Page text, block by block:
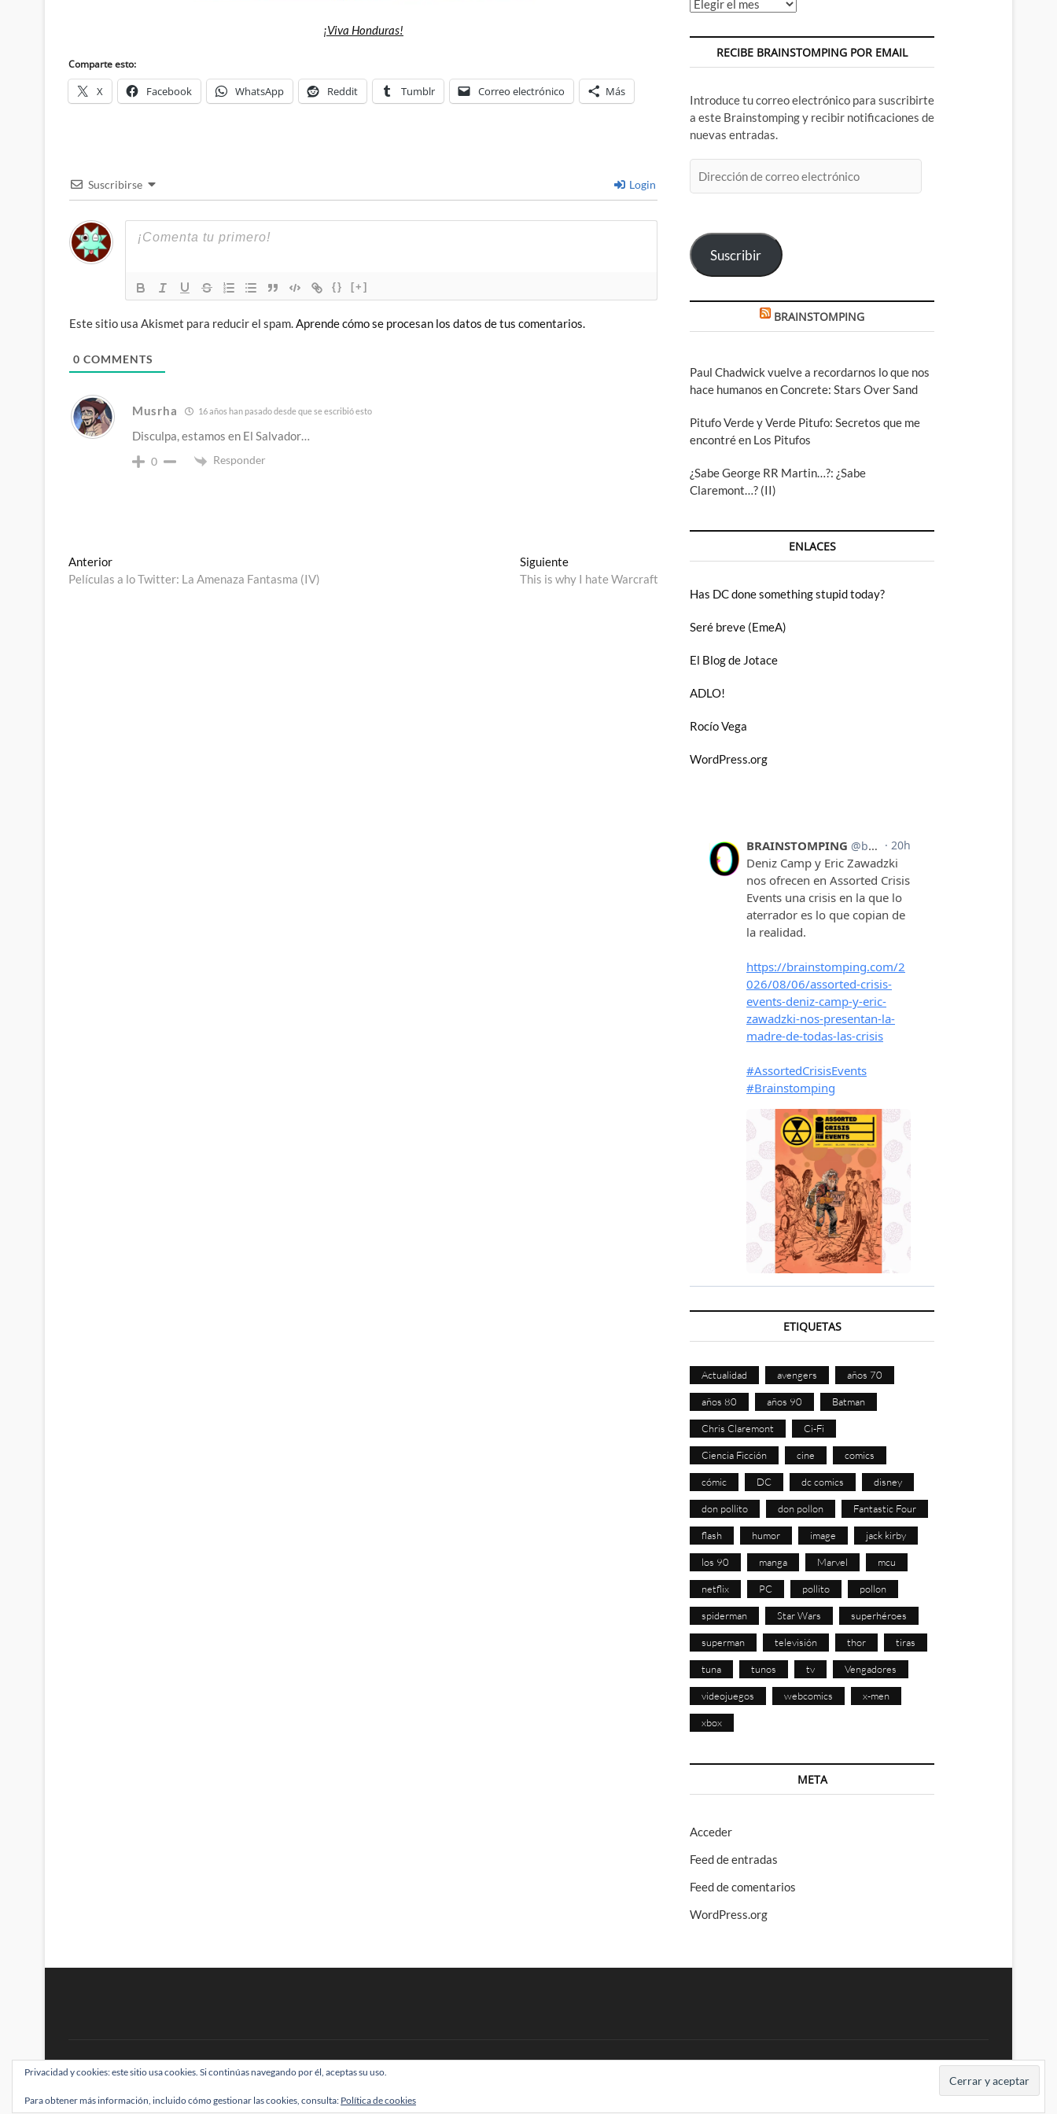
¡Viva Honduras!
Comparte esto:
X Facebook WhatsApp Reddit Tumblr Correo electrónico Más
Suscribirse Login
{} [+]
Este sitio usa Akismet para reducir el spam.Aprende cómo se procesan los datos de tus comentarios.
0 COMMENTS
Musrha 16 años han pasado desde que se escribió esto
Disculpa, estamos en El Salvador…
0 Responder
Navegación
de
AnteriorEntrada
anterior:
Películas a lo Twitter: La Amenaza Fantasma (IV)
SiguienteEntrada
siguiente:
This is why I hate Warcraft
Archivos
RECIBE BRAINSTOMPING POR EMAIL
Introduce tu correo electrónico para suscribirte
a este Brainstomping y recibir notificaciones de
nuevas entradas.
de
Suscribir
BRAINSTOMPING
Paul Chadwick vuelve a recordarnos lo que nos
hace humanos en Concrete: Stars Over Sand
Pitufo Verde y Verde Pitufo: Secretos que me
encontré en Los Pitufos
¿Sabe George RR Martin…?: ¿Sabe
Claremont…? (II)
ENLACES
Has DC done something stupid today?
Seré breve (EmeA)
El Blog de Jotace
ADLO!
Rocío Vega
WordPress.org
ETIQUETAS
Actualidad avengers años 70
años 80 años 90 Batman
Chris Claremont Ci-Fi
Ciencia Ficción cine comics
cómic DC dc comics disney
don pollito don pollon Fantastic Four
flash humor image jack kirby
los 90 manga Marvel mcu
netflix PC pollito pollon
spiderman Star Wars superhéroes
superman televisión thor tiras
tuna tunos tv Vengadores
videojuegos webcomics x-men
xbox
META
Acceder
Feed de entradas
Feed de comentarios
WordPress.org
BRAINSTOMPING| Diseñado por:Theme Freesia|WordPress| © Todos los derechos reservados
Privacidad y cookies: este sitio usa cookies. Si continúas navegando por él, aceptas su uso.
Para obtener más información, incluido cómo gestionar las cookies, consulta: Política de cookies